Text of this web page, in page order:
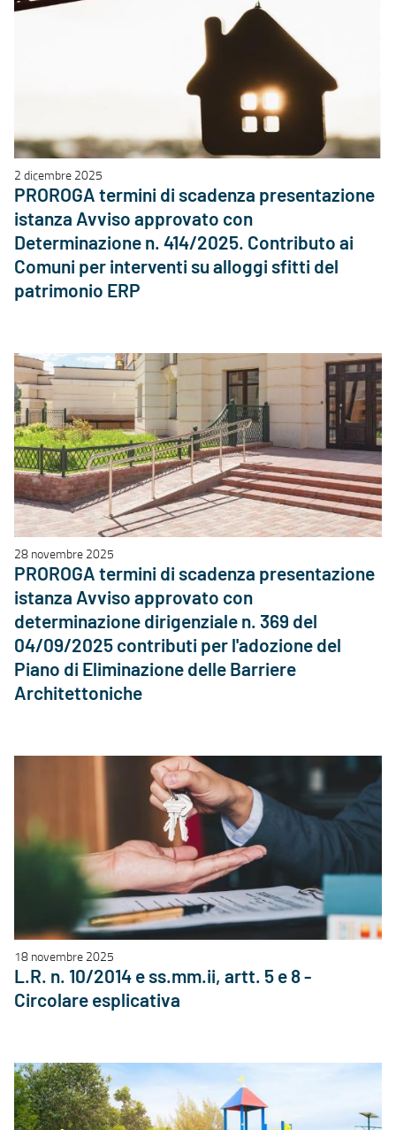
2 dicembre 2025
PROROGA termini di scadenza presentazione
istanza Avviso approvato con
Determinazione n. 414/2025. Contributo ai
Comuni per interventi su alloggi sfitti del
patrimonio ERP
28 novembre 2025
PROROGA termini di scadenza presentazione
istanza Avviso approvato con
determinazione dirigenziale n. 369 del
04/09/2025 contributi per l'adozione del
Piano di Eliminazione delle Barriere
Architettoniche
18 novembre 2025
L.R. n. 10/2014 e ss.mm.ii, artt. 5 e 8 -
Circolare esplicativa